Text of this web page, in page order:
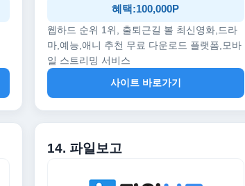
혜택:100,000P
웹하드 순위 1위, 출퇴근길 볼 최신영화,드라
마,예능,애니 추천 무료 다운로드 플랫폼,모바
일 스트리밍 서비스
사이트 바로가기
14. 파일보고